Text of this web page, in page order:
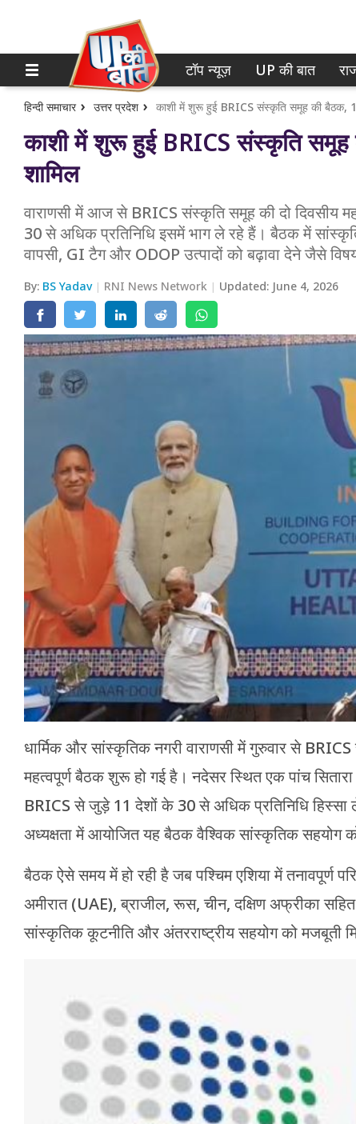
होम
टॉप न्यूज़
UP की बात
राजनीति
क्राइम
शिक्षा
वेब स्टोरी
टॉप न्यूज़ UP की बात
हिन्दी समाचार उत्तर प्रदेश काशी में शुरू हुई BRICS संस्कृति समूह की बैठक,
काशी में शुरू हुई BRICS संस्कृति समूह
शामिल
वाराणसी में आज से BRICS संस्कृति समूह की दो दिवसीय
30 से अधिक प्रतिनिधि इसमें भाग ले रहे हैं। बैठक में
वापसी, GI टैग और ODOP उत्पादों को बढ़ावा देने जैसे
By: BS Yadav RNI News Network Updated: June 4, 2026
धार्मिक और सांस्कृतिक नगरी वाराणसी में गुरुवार से
महत्वपूर्ण बैठक शुरू हो गई है। नदेसर स्थित एक पांच
BRICS से जुड़े 11 देशों के 30 से अधिक प्रतिनिधि
अध्यक्षता में आयोजित यह बैठक वैश्विक सांस्कृतिक सहयोग को
बैठक ऐसे समय में हो रही है जब पश्चिम एशिया में तनावपूर्ण
अमीरात (UAE), ब्राजील, रूस, चीन, दक्षिण अफ्रीका
सांस्कृतिक कूटनीति और अंतरराष्ट्रीय सहयोग को मजबूती
नोएडा
गाजियाबाद
लखनऊ
कानपुर
वाराणसी
अयोध्या
अलीगढ़
मथुरा
प्रयागराज
रामपुर